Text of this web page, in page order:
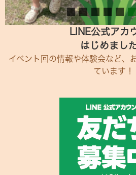
LINE公式アカ
はじめまし
イベント回の情報や体験会など、
ています！